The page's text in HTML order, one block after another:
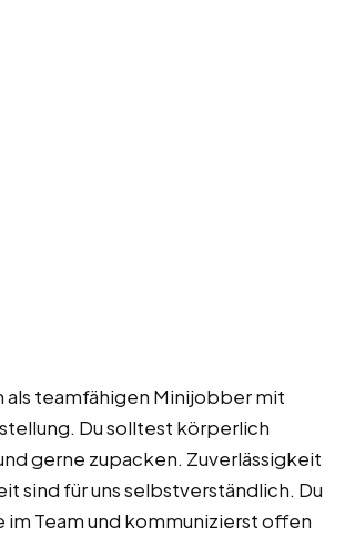
als teamfähigen Minijobber mit
Du solltest körperlich
gerne zupacken. Zuverlässigkeit
sind für uns selbstverständlich. Du
Team und kommunizierst offen